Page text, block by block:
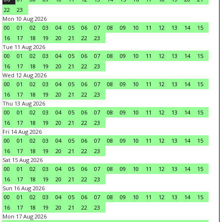
22
23
Mon 10 Aug 2026
00
01 02 03 04 05 06 07 08 09 10 11 12 13 14
15
16
17 18 19 20 21 22
23
Tue 11 Aug 2026
00
01 02 03 04 05 06 07 08 09 10 11 12 13 14
15
16
17 18 19 20 21 22
23
Wed 12 Aug 2026
00
01 02 03 04 05 06 07 08 09 10 11 12 13 14
15
16
17 18 19 20 21 22
23
Thu 13 Aug 2026
00
01 02 03 04 05 06 07 08 09 10 11 12 13 14
15
16
17 18 19 20 21 22
23
Fri 14 Aug 2026
00
01 02 03 04 05 06 07 08 09 10 11 12 13 14
15
16
17 18 19 20 21 22
23
Sat 15 Aug 2026
00
01 02 03 04 05 06 07 08 09 10 11 12 13 14
15
16
17 18 19 20 21 22
23
Sun 16 Aug 2026
00
01 02 03 04 05 06 07 08 09 10 11 12 13 14
15
16
17 18 19 20 21 22
23
Mon 17 Aug 2026